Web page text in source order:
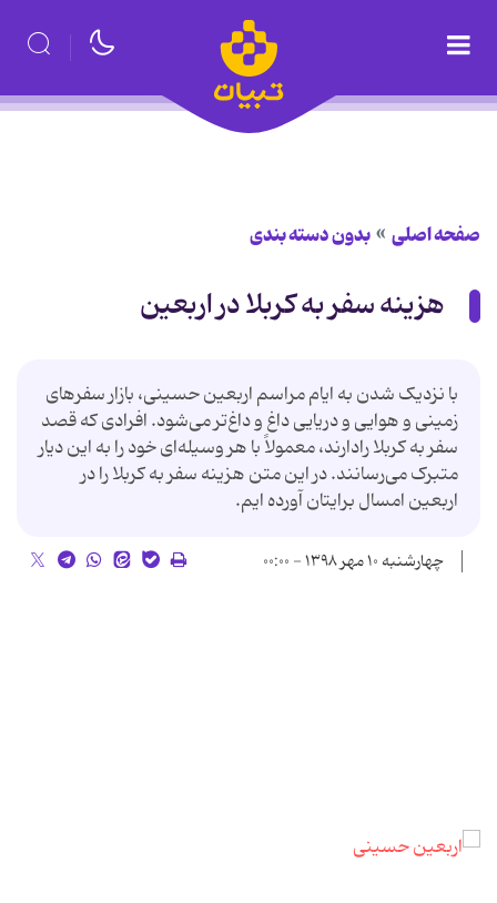
صفحه اصلی بدون دسته بندی
هزینه سفر به کربلا در اربعین
با نزدیک شدن به ایام مراسم اربعین حسینی، بازار سفرهای
زمینی و هوایی و دریایی داغ و داغ‌تر می‌شود. افرادی که قصد
سفر به کربلا رادارند، معمولاً با هر وسیله‌ای خود را به این دیار
متبرک می‌رسانند. در این متن هزینه سفر به کربلا را در
اربعین امسال برایتان آورده ایم.
چهارشنبه ۱۰ مهر ۱۳۹۸ - ۰۰:۰۰